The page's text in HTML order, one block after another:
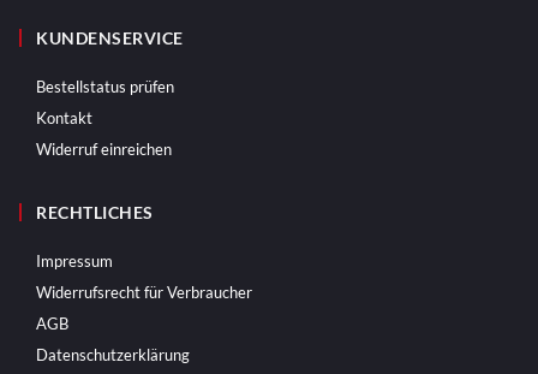
KUNDENSERVICE
Bestellstatus prüfen
Kontakt
Widerruf einreichen
RECHTLICHES
Impressum
Widerrufsrecht für Verbraucher
AGB
Datenschutzerklärung